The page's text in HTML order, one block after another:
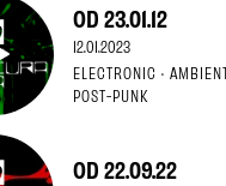
OD 23.01.12
12.01.2023
ELECTRONIC ·
POST-PUNK
OD 22.09.22